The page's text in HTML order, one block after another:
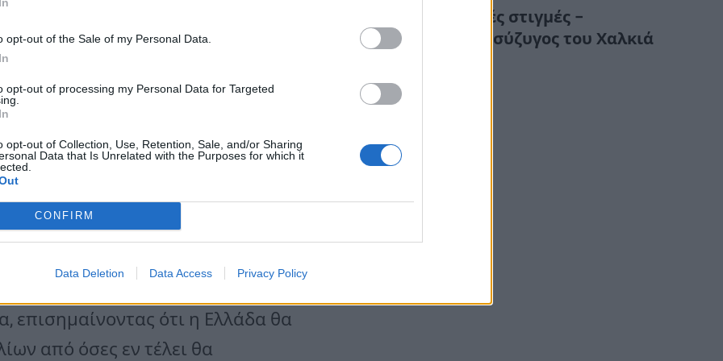
opt-out of the Sale of my Personal Data.
opt-out of processing my Personal Data for Targeted
opt-out of Collection, Use, Retention, Sale, and/or Sharing
Data that Is Unrelated with the Purposes for which it
CONFIRM
Data Deletion Data Access Privacy Policy
δεν συνεπάγεται ότι η
τον εμβολιασμό ή
κυβέρνηση έχουν μιλήσει για
προκειμένου να
Είναι ωστόσο δεδομένο
παραμείνει προαιρετικός.
της Κομισιόν, ο πρωθυπουργός
διεθνώς.
χθες ο Κυριάκος
επισημαίνοντας ότι η Ελλάδα θα
από όσες εν τέλει θα
Συγκλονιστικές στιγμές –
Κατέρρευσε η σύζυγος του Χαλκιά